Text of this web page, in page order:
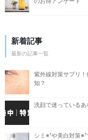
新着記事
最新の記事一覧
紫外線対策サプリ
知？
洗顔で迷っている
シミ※¹や美白対策